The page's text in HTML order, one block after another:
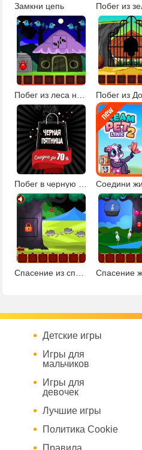
Замкни цепь
Детские игры
Игры для
мальчиков
Игры для
девочек
Лучшие игры
Политика Cookie
Правила